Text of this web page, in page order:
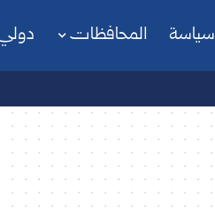
سياسة المحافظات